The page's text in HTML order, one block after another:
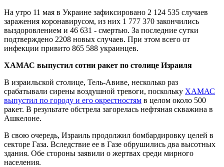
На утро 11 мая в Украине зафиксировано 2 124 535 случаев
заражения коронавирусом, из них 1 777 370 закончились
выздоровлением и 46 631 - смертью. За последние сутки
подтверждено 2208 новых случаев. При этом всего от
инфекции привито 865 588 украинцев.
ХАМАС выпустил сотни ракет по столице Израиля
В израильской столице, Тель-Авиве, несколько раз
срабатывали сирены воздушной тревоги, поскольку ХАМАС
выпустил по городу и его окрестностям в целом около 500
ракет. В результате обстрела загорелась нефтяная скважина в
Ашкелоне.
В свою очередь, Израиль продолжил бомбардировку целей в
секторе Газа. Вследствие ее в Газе обрушились два высотных
здания. Обе стороны заявили о жертвах среди мирного
населения.